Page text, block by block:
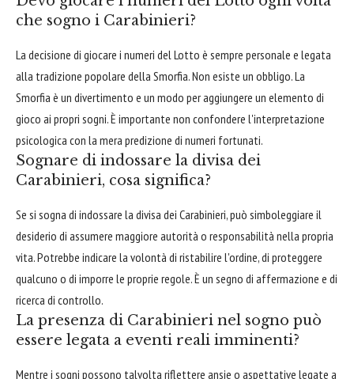
che sogno i Carabinieri?
La decisione di giocare i numeri del Lotto è sempre personale e legata
alla tradizione popolare della Smorfia. Non esiste un obbligo. La
Smorfia è un divertimento e un modo per aggiungere un elemento di
gioco ai propri sogni. È importante non confondere l'interpretazione
psicologica con la mera predizione di numeri fortunati.
Sognare di indossare la divisa dei
Carabinieri, cosa significa?
Se si sogna di indossare la divisa dei Carabinieri, può simboleggiare il
desiderio di assumere maggiore autorità o responsabilità nella propria
vita. Potrebbe indicare la volontà di ristabilire l'ordine, di proteggere
qualcuno o di imporre le proprie regole. È un segno di affermazione e di
ricerca di controllo.
La presenza di Carabinieri nel sogno può
essere legata a eventi reali imminenti?
Mentre i sogni possono talvolta riflettere ansie o aspettative legate a